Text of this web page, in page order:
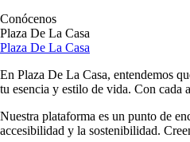
Conócenos
Plaza De La Casa
Plaza De La Casa
En Plaza De La Casa, entendemos
tu esencia y estilo de vida. Con cada
Nuestra plataforma es un punto de
accesibilidad y la sostenibilidad.